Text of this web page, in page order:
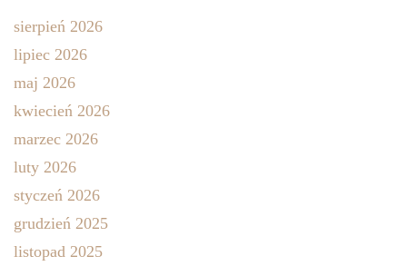
sierpień 2026
lipiec 2026
maj 2026
kwiecień 2026
marzec 2026
luty 2026
styczeń 2026
grudzień 2025
listopad 2025